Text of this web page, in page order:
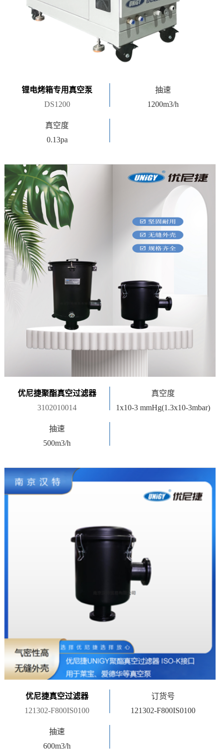
锂电烤箱专用真空泵
DS1200
抽速
1200m3/h
真空度
0.13pa
优尼捷聚酯真空过滤器
3102010014
真空度
1x10-3 mmHg(1.3x10-3mbar)
抽速
500m3/h
优尼捷真空过滤器
121302-F800IS0100
订货号
121302-F800IS0100
抽速
600m3/h